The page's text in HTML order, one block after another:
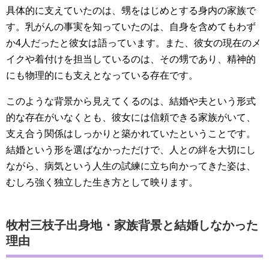
具体的に支えていたのは、甥をはじめとする身内の家族で
す。乳がんの事実を知っていたのは、自身を含めてもわず
か4人だったと彼女は語っています。また、彼女の現在のメ
イクや着付けを担当しているのは、その甥であり、精神的
にも物理的にも支えとなっている存在です。
このような背景から見えてくるのは、結婚や夫という形式
的な存在がいなくとも、彼女には信頼できる家族がいて、
支え合う関係はしっかりと築かれていたということです。
結婚という形を選ばなかっただけで、人との絆を大切にし
ながら、病気という人生の試練に立ち向かってきた姿は、
むしろ強く独立した生き方として映ります。
牧村三枝子出身地・家族背景と結婚しなかった
理由